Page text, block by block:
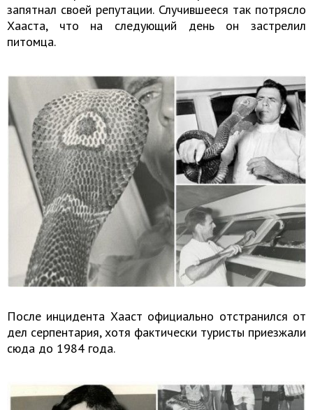
запятнал своей репутации. Случившееся так потрясло
Хааста, что на следующий день он застрелил
питомца.
После инцидента Хааст официально отстранился от
дел серпентария, хотя фактически туристы приезжали
сюда до 1984 года.